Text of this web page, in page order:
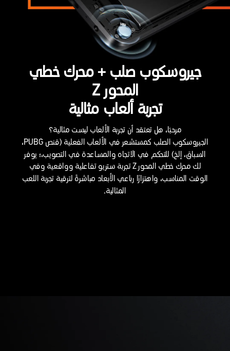
جيروسكوب صلب + محرك خطي
المحور Z
تجربة ألعاب مثالية
مرحبًا، هل تعتقد أن تجربة الألعاب ليست مثالية؟
الجيروسكوب الصلب كمستشعر في الألعاب الفعلية (قنص PUBG،
السباق، إلخ) للتحكم في الاتجاه والمساعدة في التصويب،؛ يوفر
لك محرك خطي المحور Z تجربة ستريو تفاعلية وواقعية وفي
الوقت المناسب، واهتزازًا رباعي الأبعاد مباشرةً لترقية تجربة اللعب
المثالية.